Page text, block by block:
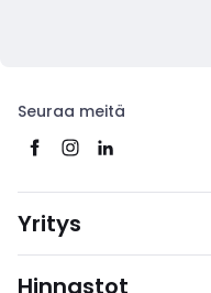
Seuraa meitä
Yritys
Hinnastot